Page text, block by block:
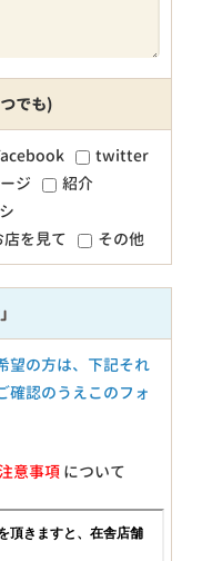
でも)
twitter
ジ
紹介
店を見て その他
望の方は、下記それ
確認のうえこのフォ
意事項 について